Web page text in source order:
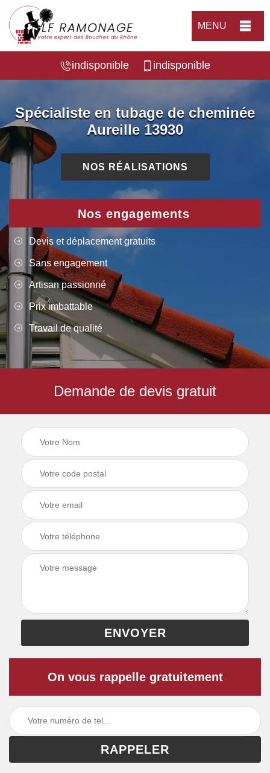
MENU
indisponible indisponible
Spécialiste en tubage de cheminée
Aureille 13930
NOS RÉALISATIONS
Nos engagements
Devis et déplacement gratuits
Sans engagement
Artisan passionné
Prix imbattable
Travail de qualité
Demande de devis gratuit
On vous rappelle gratuitement